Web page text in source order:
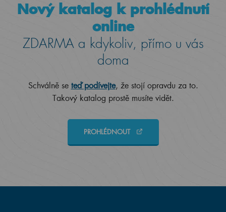
Nový katalog k prohlédnutí
online
ZDARMA a kdykoliv, přímo u vás
doma
Schválně se teď podívejte, že stojí opravdu za to.
Takový katalog prostě musíte vidět.
PROHLÉDNOUT